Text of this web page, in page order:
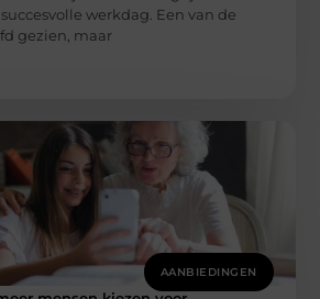
werkdag. Een van de
gezien, maar
AANBIEDINGEN